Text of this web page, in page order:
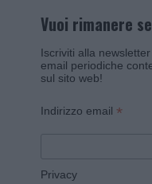
Vuoi rimanere
Iscriviti alla
email periodiche
sul sito web!
Indirizzo email *
Privacy